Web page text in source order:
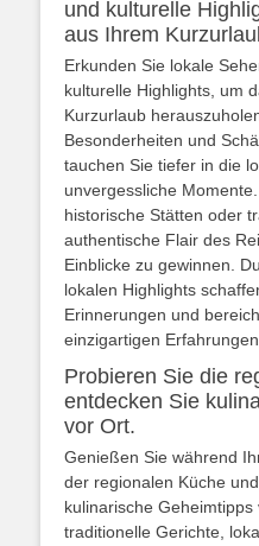
und kulturelle
aus Ihrem
Erkunden Sie lokale
kulturelle Highlights, um
Kurzurlaub
Besonderheiten und
tauchen Sie tiefer in die
unvergessliche
historische Stätten oder
authentische Flair des
Einblicke zu gewinnen.
lokalen Highlights
Erinnerungen und
einzigartigen Erfahrungen.
Probieren Sie die
entdecken Sie
vor Ort.
Genießen Sie während
der regionalen Küche
kulinarische
traditionelle Gerichte,